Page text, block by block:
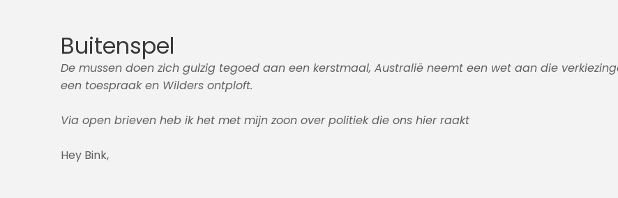
Buitenspel
De mussen doen zich gulzig tegoed aan een kerstmaal, Australië neemt een wet aan die
een toespraak en Wilders ontploft.
Via open brieven heb ik het met mijn zoon over politiek die ons hier raakt
Hey Bink,